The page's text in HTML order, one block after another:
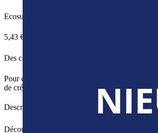
Ecosurcharge
5,43 €
Des conditions de paiement
Pour ce véhicule, vous ne pouvez payer la
de crédit.
Description
Découvrez la liberté ultime avec la Cupra Born.